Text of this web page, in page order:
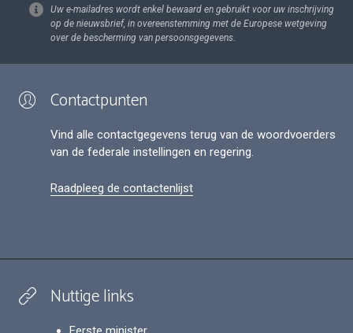
Uw e-mailadres wordt enkel bewaard en gebruikt voor uw inschrijving
op de nieuwsbrief, in overeenstemming met de Europese wetgeving
over de bescherming van persoonsgegevens.
Contactpunten
Vind alle contactgegevens terug van de woordvoerders
van de federale instellingen en regering.
Raadpleeg de contactenlijst
Nuttige links